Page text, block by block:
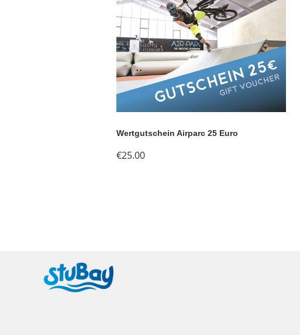
Wertgutschein Airparc 25 Euro
€25.00